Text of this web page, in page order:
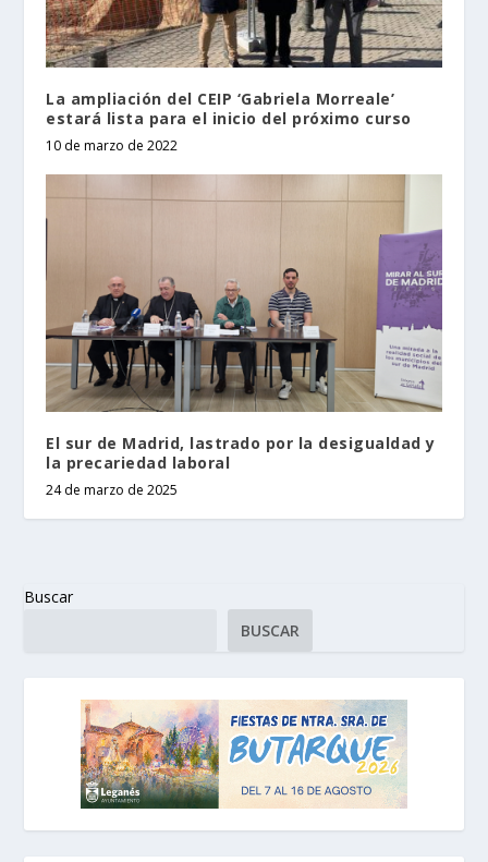
La ampliación del CEIP ‘Gabriela Morreale’
estará lista para el inicio del próximo curso
10 de marzo de 2022
El sur de Madrid, lastrado por la desigualdad y
la precariedad laboral
24 de marzo de 2025
Buscar
BUSCAR